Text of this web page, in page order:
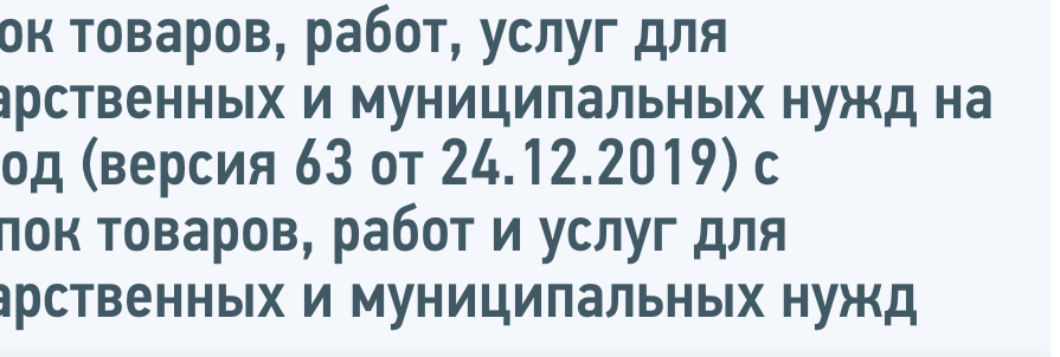
товаров, работ, услуг для
и муниципальных нужд на
(версия 63 от 24.12.2019) с
товаров, работ и услуг для
и муниципальных нужд